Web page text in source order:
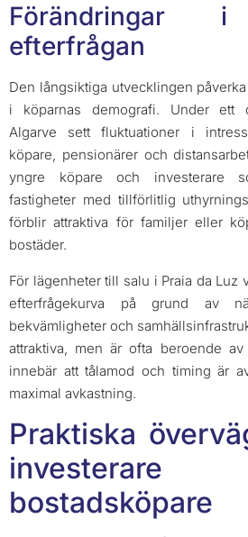
Förändringar i
efterfrågan
Den långsiktiga utvecklingen
i köparnas demografi. Under ett
Algarve sett fluktuationer i
köpare, pensionärer och
yngre köpare och investerare
fastigheter med tillförlitlig
förblir attraktiva för familjer eller
bostäder.
För lägenheter till salu i Praia da Luz
efterfrågekurva på grund av
bekvämligheter och
attraktiva, men är ofta beroende av
innebär att tålamod och timing är
maximal avkastning.
Praktiska
bostadsköpare